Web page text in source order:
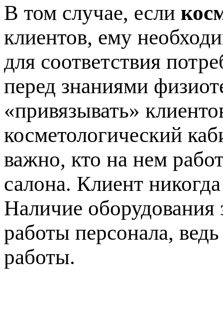
В том случае, если
клиентов, ему
для соответствия
перед знаниями
«привязывать»
косметологический
важно, кто на нем
салона. Клиент
Наличие оборудования
работы персонала,
работы.